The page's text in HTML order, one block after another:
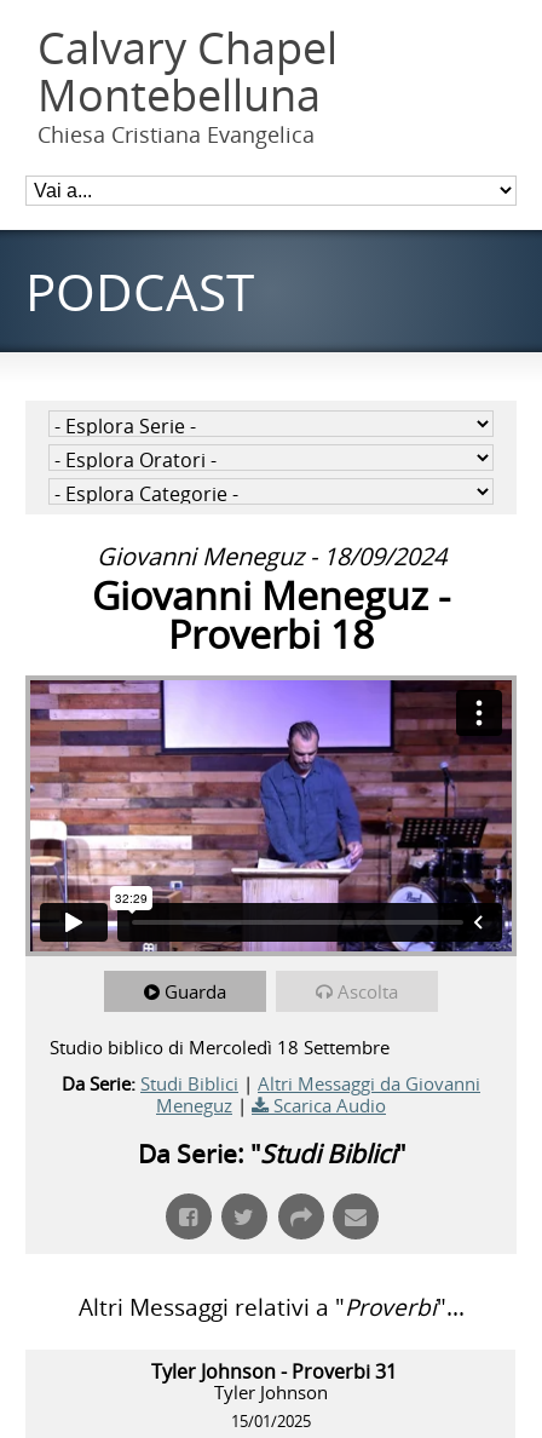
Calvary Chapel
Montebelluna
Chiesa Cristiana Evangelica
PODCAST
Giovanni Meneguz - 18/09/2024
Giovanni Meneguz -
Proverbi 18
Guarda Ascolta
Studio biblico di Mercoledì 18 Settembre
Da Serie: Studi Biblici | Altri Messaggi da Giovanni
Meneguz | Scarica Audio
Da Serie: "Studi Biblici"
Altri Messaggi relativi a "Proverbi"...
Tyler Johnson - Proverbi 31
Tyler Johnson
15/01/2025